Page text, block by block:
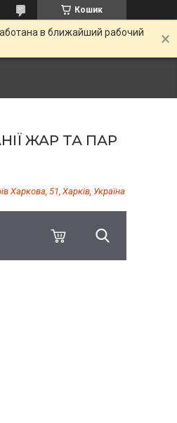
Кошик
в ближайший рабочий
ЖАР ТА ПАР
Харкова, 51, Харків, Україна